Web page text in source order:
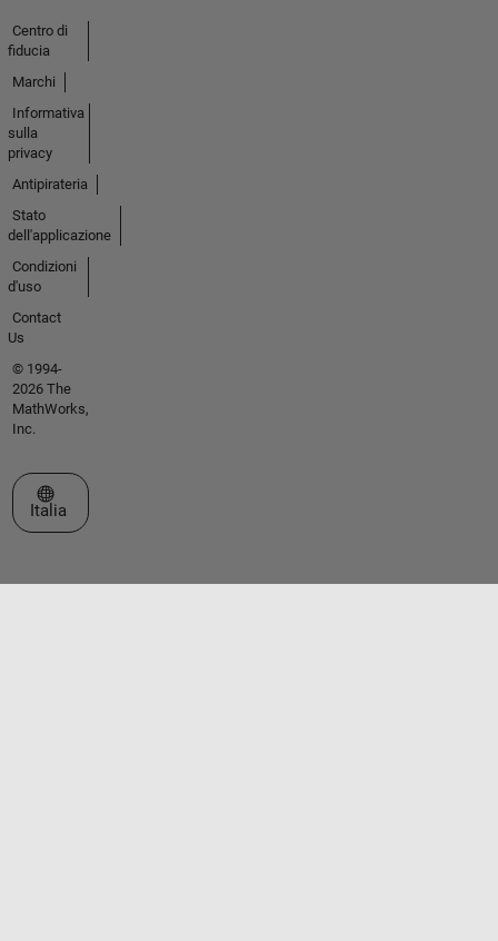
Centro di
fiducia
Marchi
Informativa
sulla
privacy
Antipirateria
Stato
dell'applicazione
Condizioni
d'uso
Contact
Us
© 1994-
2026 The
MathWorks,
Inc.
Seleziona un sito web
Italia